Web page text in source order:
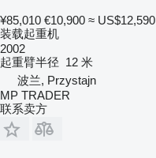
¥85,010 €10,900 ≈ US$12,590
装载起重机
2002
起重臂半径 12 米
波兰, Przystajn
MP TRADER
联系卖方